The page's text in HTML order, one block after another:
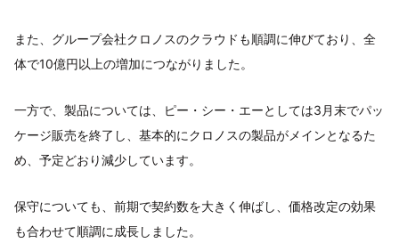
また、グループ会社クロノスのクラウドも順調に伸びており、全
体で10億円以上の増加につながりました。
一方で、製品については、ピー・シー・エーとしては3月末でパッ
ケージ販売を終了し、基本的にクロノスの製品がメインとなるた
め、予定どおり減少しています。
保守についても、前期で契約数を大きく伸ばし、価格改定の効果
も合わせて順調に成長しました。